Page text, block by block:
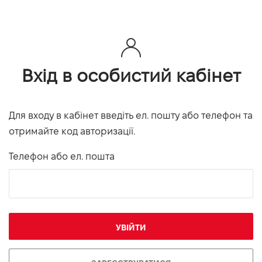
Вхід в особистий кабінет
Для входу в кабінет введіть ел. пошту або телефон та
отримайте код авторизації.
Телефон або ел. пошта
УВІЙТИ